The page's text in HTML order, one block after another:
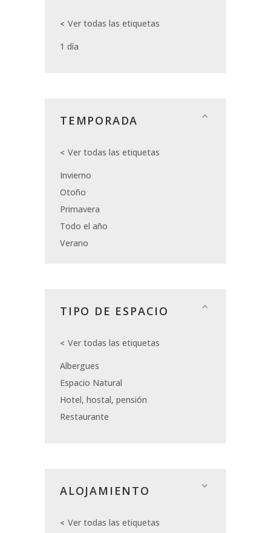
Ver todas las etiquetas
1 día
TEMPORADA
Ver todas las etiquetas
Invierno
Otoño
Primavera
Todo el año
Verano
TIPO DE ESPACIO
Ver todas las etiquetas
Albergues
Espacio Natural
Hotel, hostal, pensión
Restaurante
ALOJAMIENTO
Ver todas las etiquetas